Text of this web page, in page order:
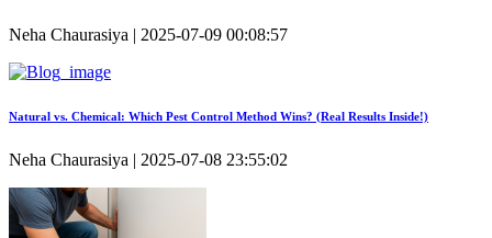
Neha Chaurasiya | 2025-07-09 00:08:57
Natural vs. Chemical: Which Pest Control Method Wins? (Real Results Inside!)
Neha Chaurasiya | 2025-07-08 23:55:02